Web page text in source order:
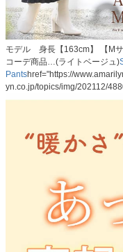
モデル 身長【163cm】 【Mサ
コーデ商品…(ライトベージュ)
Pantshref="https://
yn.co.jp/topics/img/202112/